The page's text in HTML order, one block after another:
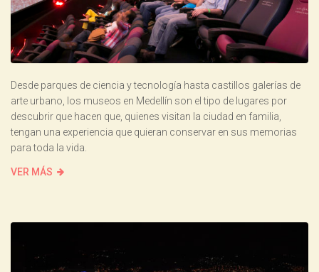
Desde parques de ciencia y tecnología hasta castillos galerías de
arte urbano, los museos en Medellín son el tipo de lugares por
descubrir que hacen que, quienes visitan la ciudad en familia,
tengan una experiencia que quieran conservar en sus memorias
para toda la vida.
VER MÁS